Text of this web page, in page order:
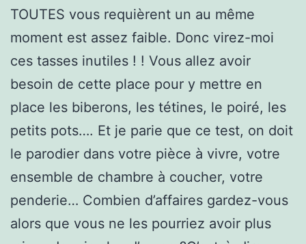
TOUTES vous requièrent un au même
moment est assez faible. Donc virez-moi
ces tasses inutiles ! ! Vous allez avoir
besoin de cette place pour y mettre en
place les biberons, les tétines, le poiré, les
petits pots…. Et je parie que ce test, on doit
le parodier dans votre pièce à vivre, votre
ensemble de chambre à coucher, votre
penderie… Combien d’affaires gardez-vous
alors que vous ne les pourriez avoir plus